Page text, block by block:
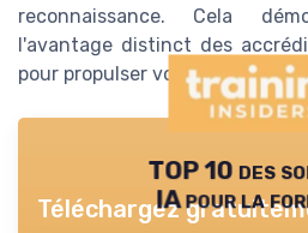
reconnaissance. Cela
l'avantage distinct des
pour propulser votre carrière
TOP 10 des
IA pour la
Téléchargez